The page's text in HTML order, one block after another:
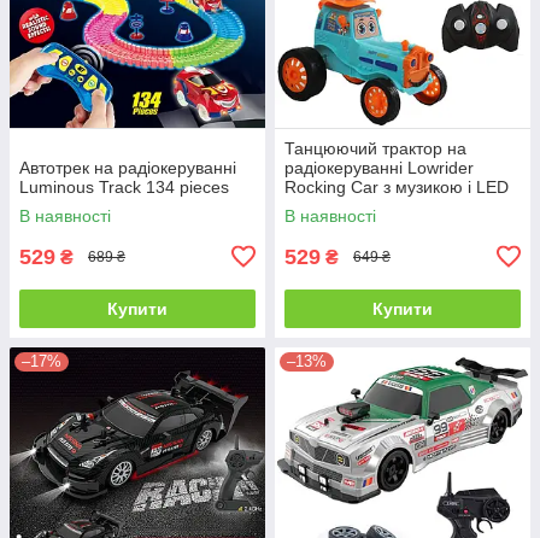
Автотрек на радіокеруванні
Luminous Track 134 pieces
В наявності
529 ₴ 689 ₴
Купити
Танцюючий трактор на
радіокеруванні Lowrider
Rocking Car з музикою і LED
В наявності
529 ₴ 649 ₴
Купити
–17% –13%